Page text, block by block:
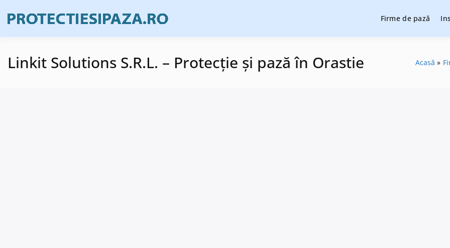
content
Firme de protecție și pază, instalare sisteme de alarmare și evaluatori de
Firme de pază
Linkit Solutions S.R.L. – Protecție și pază în Orastie Acasă